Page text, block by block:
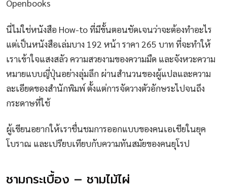
Openbooks
นี่ไม่ใช่หนังสือ How-to ที่มีขั้นตอนชัดเจนว่าจะต้องทำอะไร
แต่เป็นหนังสือเล่มบาง 192 หน้า ราคา 265 บาท ที่จะทำให้
เราเข้าใจแสงสลัว ความสวยงามของความมืด และจังหวะความ
หมายแบบญี่ปุ่นอย่างลุ่มลึก ผ่านสำนวนของผู้แปลและความ
ละเอียดของสำนักพิมพ์ ตั้งแต่การจัดวางตัวอักษระไปจนถึง
กระดาษที่ใช้
ผู้เขียนอยากให้เราชื่นชมการออกแบบของคนเอเชียในยุค
โบราณ และเปรียบเทียบกับความทันสมัยของคนยุโรป
ชามกระเบื้อง – ชามไม้ไผ่